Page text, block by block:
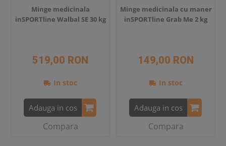
Minge medicinala
inSPORTline Walbal SE 30 kg
519,00 RON
In stoc
Adauga in cos
Compara
Minge medicinala cu maner
inSPORTline Grab Me 2 kg
149,00 RON
In stoc
Adauga in cos
Compara